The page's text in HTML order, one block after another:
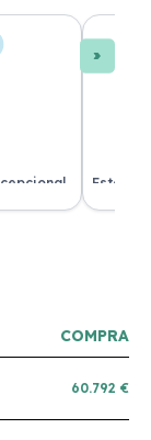
llegó
Estoy
nuevo y
COMPRA
60.792 €